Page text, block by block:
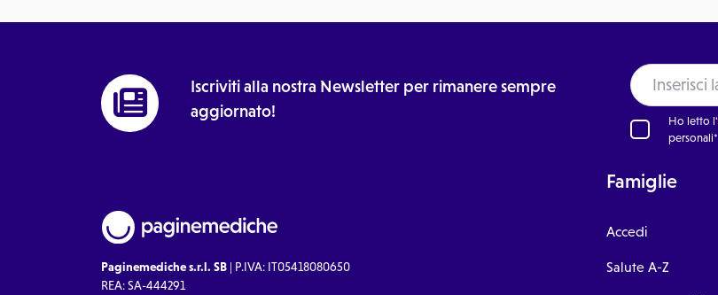
Iscriviti alla nostra Newsletter per rimanere sempre
aggiornato!
Ho letto l'
personali*
Paginemediche s.r.l. SB | P.IVA: IT05418080650
REA: SA-444291
Famiglie
Accedi
Salute A-Z